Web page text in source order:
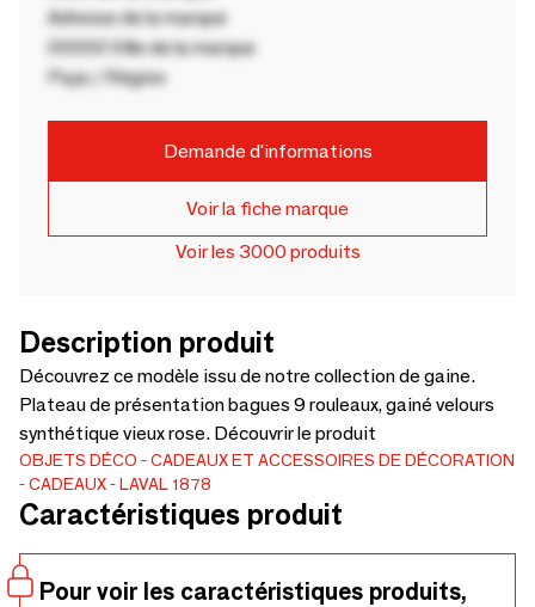
Adresse de la marque
00000 Ville de la marque
Pays / Région
Demande d'informations
Voir la fiche marque
Voir les 3000 produits
Description produit
Découvrez ce modèle issu de notre collection de gaine.
Plateau de présentation bagues 9 rouleaux, gainé velours
synthétique vieux rose. Découvrir le produit
OBJETS DÉCO
CADEAUX ET ACCESSOIRES DE DÉCORATION
CADEAUX
LAVAL 1878
Caractéristiques produit
Pour voir les caractéristiques produits,